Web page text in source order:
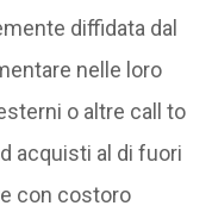
diffidata dal
nelle loro
o altre call to
acquisti al di fuori
con costoro